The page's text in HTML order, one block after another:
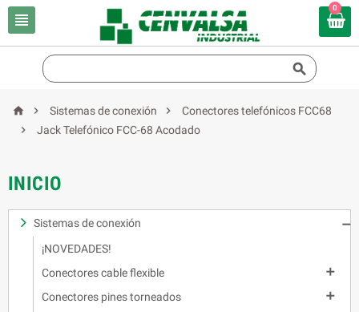

0

  Sistemas de conexión 
Conectores telefónicos FCC68

Jack Telefónico FCC-68 Acodado
INICIO
Sistemas de conexión

¡NOVEDADES!
Conectores cable flexible

Conectores pines torneados
